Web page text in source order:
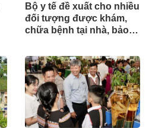
Bộ y tế đề xuất cho nhiều
đối tượng được khám,
chữa bệnh tại nhà, bảo